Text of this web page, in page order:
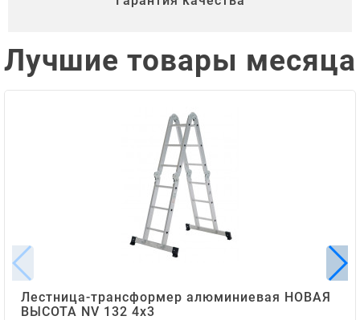
Лучшие товары месяца
Лестница-трансформер алюминиевая НОВАЯ
ВЫСОТА NV 132 4х3